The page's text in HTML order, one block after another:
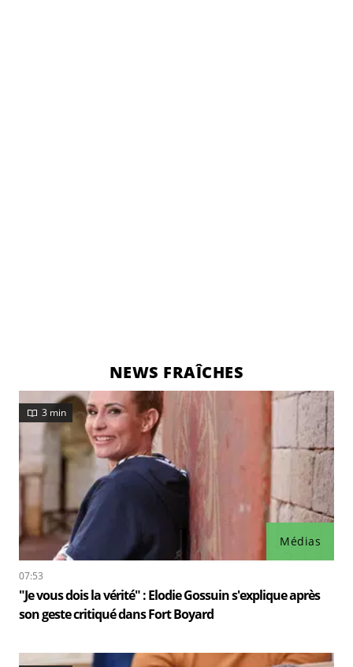
NEWS FRAÎCHES
Médias
3 min
07:53
"Je vous dois la vérité" : Elodie Gossuin s'explique après
son geste critiqué dans Fort Boyard